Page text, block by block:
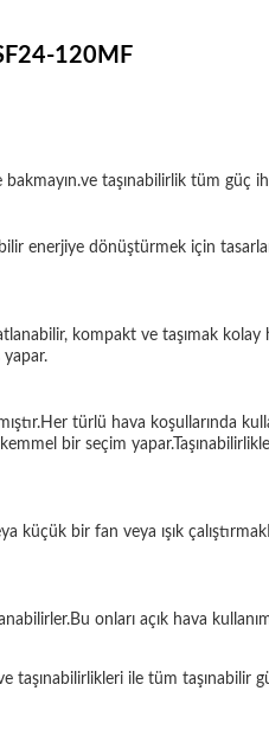
120MF
taşınabilirlik tüm güç
enerjiye dönüştürmek için
kompakt ve taşımak kolay
yapar.
türlü hava koşullarında
bir seçim
bir fan veya ışık
onları açık hava
taşınabilirlikleri ile tüm taşınabilir